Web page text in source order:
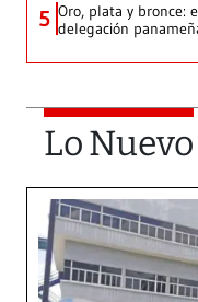
5 Oro, plata y bronce:
delegación
Lo Nuevo